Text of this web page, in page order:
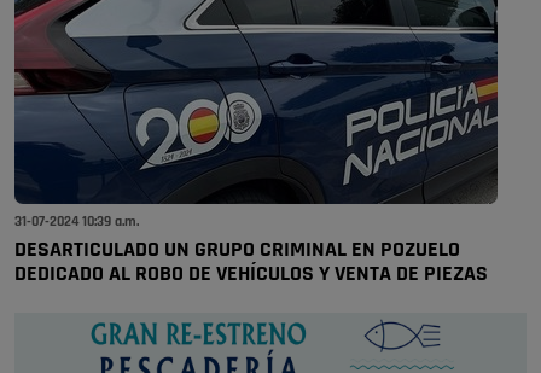
31-07-2024 10:39 a.m.
DESARTICULADO UN GRUPO CRIMINAL EN POZUELO
DEDICADO AL ROBO DE VEHÍCULOS Y VENTA DE PIEZAS